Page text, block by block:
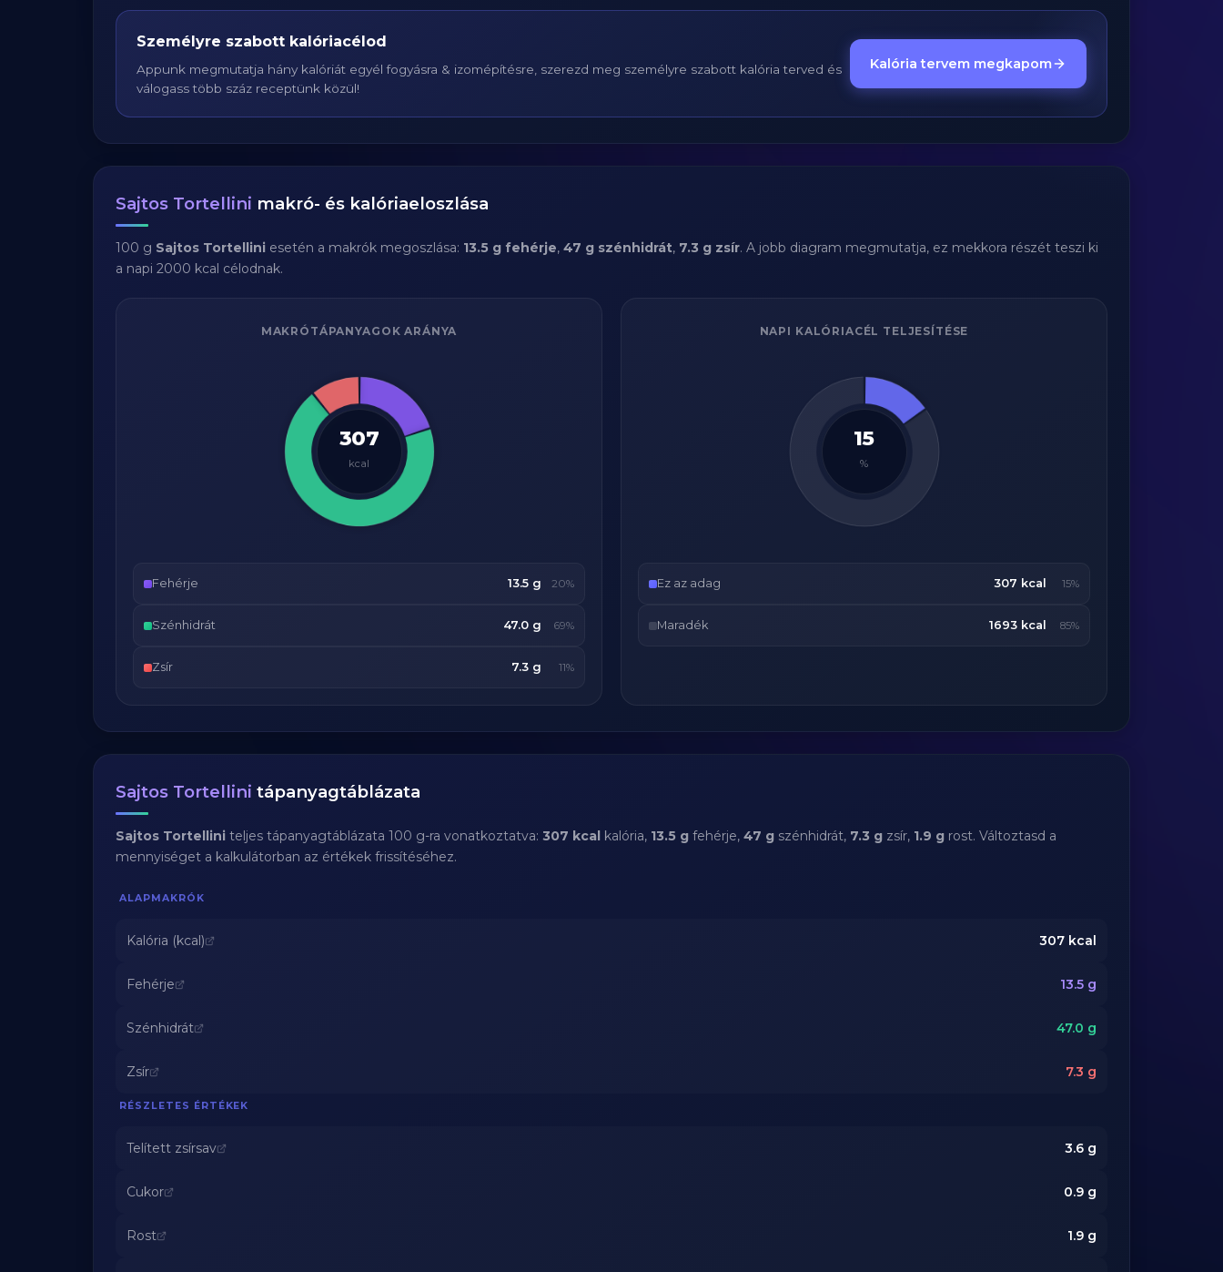
Személyre szabott kalóriacélod
Appunk megmutatja hány kalóriát egyél fogyásra & izomépítésre, szerezd meg személyre szabott kalória terved és
válogass több száz receptünk közül!
Kalória tervem megkapom
Sajtos Tortellini makró- és kalóriaeloszlása
100 g Sajtos Tortellini esetén a makrók megoszlása: 13.5 g fehérje, 47 g szénhidrát, 7.3 g zsír. A jobb diagram megmutatja, ez mekkora részét teszi ki
a napi 2000 kcal célodnak.
MAKRÓTÁPANYAGOK ARÁNYA
307
kcal
Fehérje 13.5 g 20%
Szénhidrát 47.0 g 69%
Zsír 7.3 g 11%
NAPI KALÓRIACÉL TELJESÍTÉSE
15
%
Ez az adag 307 kcal 15%
Maradék 1693 kcal 85%
Sajtos Tortellini tápanyagtáblázata
Sajtos Tortellini teljes tápanyagtáblázata 100 g-ra vonatkoztatva: 307 kcal kalória, 13.5 g fehérje, 47 g szénhidrát, 7.3 g zsír, 1.9 g rost. Változtasd a
mennyiséget a kalkulátorban az értékek frissítéséhez.
ALAPMAKRÓK
Kalória (kcal) 307 kcal
Fehérje 13.5 g
Szénhidrát 47.0 g
Zsír 7.3 g
RÉSZLETES ÉRTÉKEK
Telített zsírsav 3.6 g
Cukor 0.9 g
Rost 1.9 g